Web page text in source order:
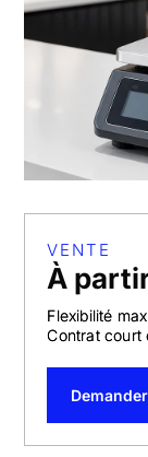
VENTE
À
Flexibilité
Contrat court